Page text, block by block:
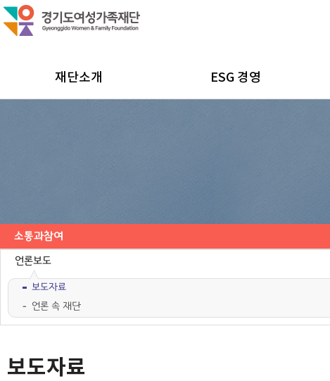
재단소개 ESG 경영
소통과참여
공지사항
채용공고
모집/행사
카드뉴스
언론보도
보도자료
언론 속 재단
보도자료